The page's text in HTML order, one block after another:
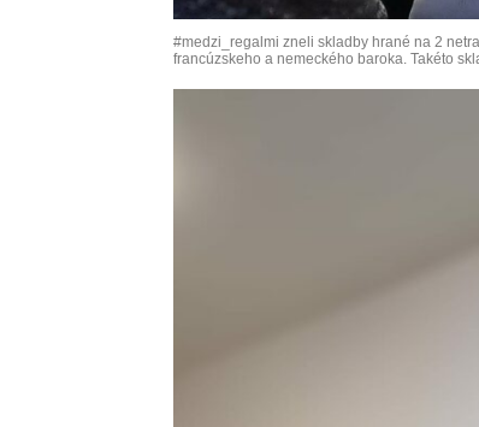
#medzi_regalmi zneli skladby hrané na 2
francúzskeho a nemeckého baroka. Takéto